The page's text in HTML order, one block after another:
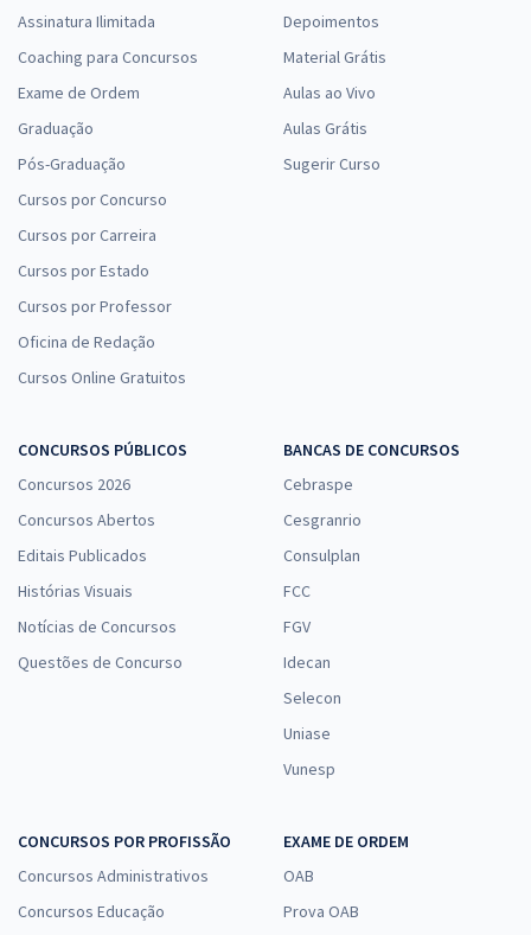
Assinatura Ilimitada
Coaching para Concursos
Exame de Ordem
Graduação
Pós-Graduação
Cursos por Concurso
Cursos por Carreira
Cursos por Estado
Cursos por Professor
Oficina de Redação
Cursos Online Gratuitos
Depoimentos
Material Grátis
Aulas ao Vivo
Aulas Grátis
Sugerir Curso
CONCURSOS PÚBLICOS
Concursos 2026
Concursos Abertos
Editais Publicados
Histórias Visuais
Notícias de Concursos
Questões de Concurso
BANCAS DE CONCURSOS
Cebraspe
Cesgranrio
Consulplan
FCC
FGV
Idecan
Selecon
Uniase
Vunesp
CONCURSOS POR PROFISSÃO
Concursos Administrativos
Concursos Educação
EXAME DE ORDEM
OAB
Prova OAB